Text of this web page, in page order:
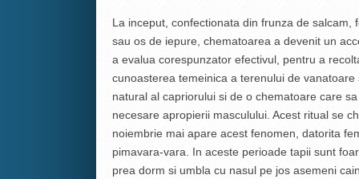
La inceput, confectionata din frunza de
sau os de iepure, chematoarea a devenit un
a evalua corespunzator efectivul, pentru a
cunoasterea temeinica a terenului de
natural al capriorului si de o chematoare care
necesare apropierii masculului. Acest ritual se
noiembrie mai apare acest fenomen, datorita
pimavara-vara. In aceste perioade tapii sunt
prea dorm si umbla cu nasul pe jos asemeni